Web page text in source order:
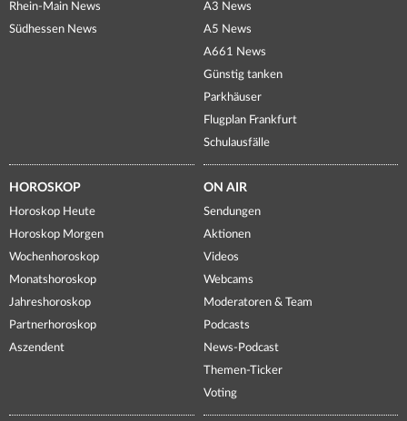
Rhein-Main News
Südhessen News
A3 News
A5 News
A661 News
Günstig tanken
Parkhäuser
Flugplan Frankfurt
Schulausfälle
HOROSKOP
Horoskop Heute
Horoskop Morgen
Wochenhoroskop
Monatshoroskop
Jahreshoroskop
Partnerhoroskop
Aszendent
ON AIR
Sendungen
Aktionen
Videos
Webcams
Moderatoren & Team
Podcasts
News-Podcast
Themen-Ticker
Voting